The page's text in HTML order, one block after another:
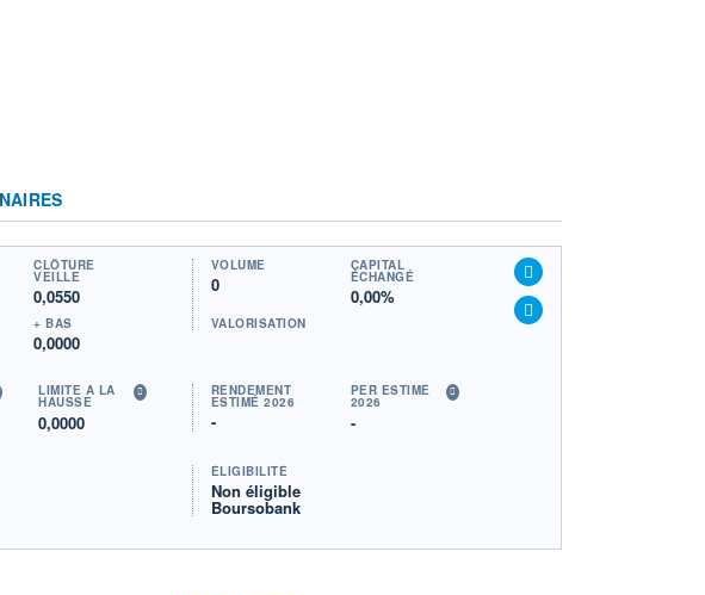
CLÔTURE
VEILLE
0,0550
+ BAS
0,0000
VOLUME
0
CAPITAL
ÉCHANGÉ
0,00%
VALORISATION
LIMITE À LA
HAUSSE
0,0000
RENDEMENT
ESTIMÉ 2026
-
PER ESTIMÉ
2026
-
ÉLIGIBILITÉ
Non éligible
Boursobank